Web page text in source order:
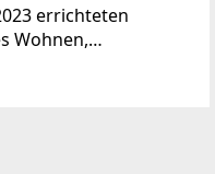
errichteten
Wohnen,
eine
Stadtrand.